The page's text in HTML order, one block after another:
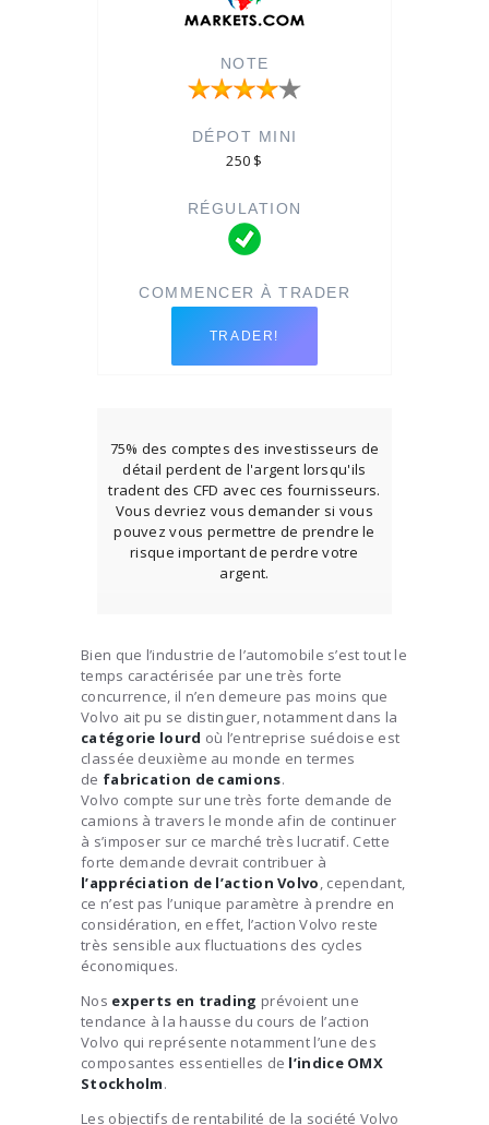
250 $
TRADER!
75% des comptes des investisseurs de
détail perdent de l'argent lorsqu'ils
tradent des CFD avec ces fournisseurs.
Vous devriez vous demander si vous
pouvez vous permettre de prendre le
risque important de perdre votre
argent.
Bien que l’industrie de l’automobile s’est tout le
temps caractérisée par une très forte
concurrence, il n’en demeure pas moins que
Volvo ait pu se distinguer, notamment dans la
catégorie lourd où l’entreprise suédoise est
classée deuxième au monde en termes
de fabrication de camions.
Volvo compte sur une très forte demande de
camions à travers le monde afin de continuer
à s’imposer sur ce marché très lucratif. Cette
forte demande devrait contribuer à
l’appréciation de l’action Volvo, cependant,
ce n’est pas l’unique paramètre à prendre en
considération, en effet, l’action Volvo reste
très sensible aux fluctuations des cycles
économiques.
Nos experts en trading prévoient une
tendance à la hausse du cours de l’action
Volvo qui représente notamment l’une des
composantes essentielles de l’indice OMX
Stockholm.
Les objectifs de rentabilité de la société Volvo